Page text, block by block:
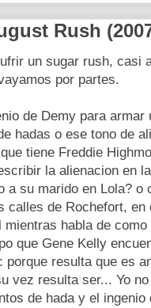
Rush
un sugar rush, casi
por partes.
de Demy para
hadas o ese tono de
tiene Freddie
la alienacion en
a su marido en Lola? o
calles de Rochefort,
habla de
que Gene Kelly
porque resulta que es
vez resulta ser... Yo
de hada y el